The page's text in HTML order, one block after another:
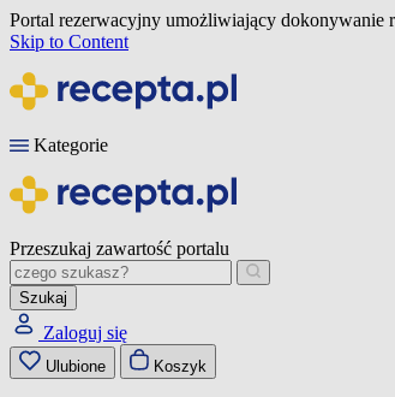
Portal rezerwacyjny umożliwiający dokonywanie
Skip to Content
Kategorie
Przeszukaj zawartość portalu
Szukaj
Zaloguj się
Ulubione Koszyk